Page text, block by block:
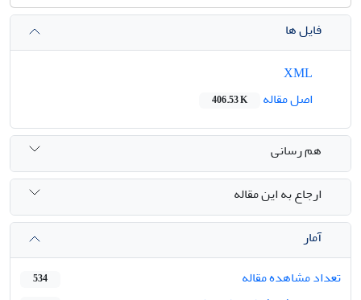
فایل ها
اصل مقاله
406.53 K
هم رسانی
ارجاع به این مقاله
آمار
تعداد مشاهده مقاله
534